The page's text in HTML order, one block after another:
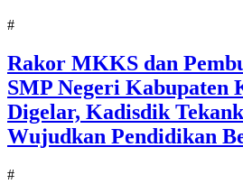
#
Rakor MKKS dan
SMP Negeri Kabupaten
Digelar, Kadisdik
Wujudkan Pendidikan
#